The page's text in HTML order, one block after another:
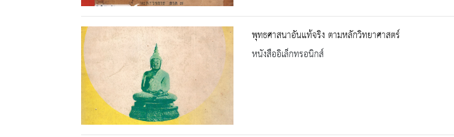
พุทธศาสนาอันแท้จริง ตามหลักวิทยาศาสตร์
หนังสืออิเล็กทรอนิกส์